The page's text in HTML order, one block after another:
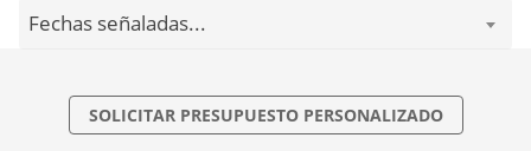
Fechas señaladas...
SOLICITAR PRESUPUESTO PERSONALIZADO